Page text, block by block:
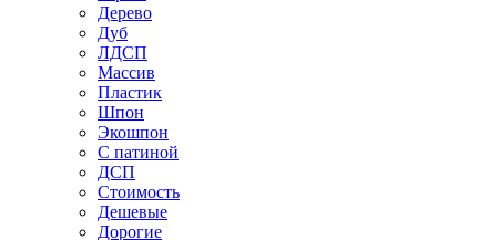
Дерево
Дуб
ЛДСП
Массив
Пластик
Шпон
Экошпон
С патиной
ДСП
Стоимость
Дешевые
Дорогие